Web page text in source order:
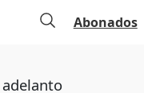
Abonados